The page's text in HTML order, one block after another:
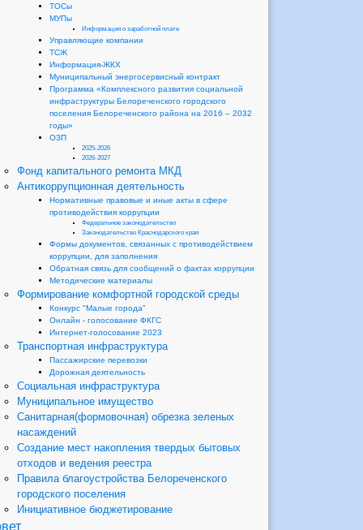
ТОСы
МУПы
Информация о заработной плате
Управляющие компании
ТСЖ
Информация-ЖКХ
Муниципальный энергосервисный контракт
Программа «Комплексного развития социальной
инфраструктуры Белореченского городского
поселения Белореченского района на 2016 – 2032
годы»
ОЗП
2025-2026
2026-2027
Фонд капитального ремонта МКД
Антикоррупционная деятельность
Нормативные правовые и иные акты в сфере
противодействия коррупции
Федеральное законодательство
Законодательство Краснодарского края
Формы документов, связанных с противодействием
коррупции, для заполнения
Обратная связь для сообщений о фактах коррупции
Методические материалы
Формирование комфортной городской среды
Конкурс "Малые города"
Онлайн - голосование ФКГС
Интернет-голосование 2023
Транспортная инфраструктура
Пассажирские перевозки
Дорожная деятельность
Социальная инфраструктура
Муниципальное имущество
Санитарная(формовочная) обрезка зеленых
насаждений
Создание мест накопления твердых бытовых
отходов и ведения реестра
Правила благоустройства Белореченского
городского поселения
Инициативное бюджетирование